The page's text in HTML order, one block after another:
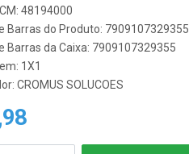
48194000
Barras do Produto: 7909107329355
Barras da Caixa: 7909107329355
1X1
CROMUS SOLUCOES